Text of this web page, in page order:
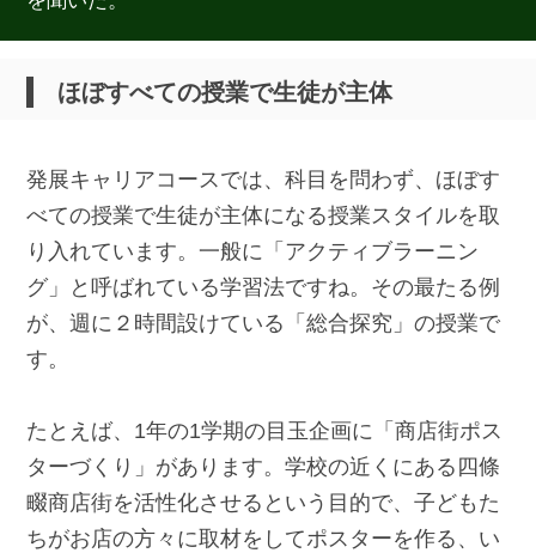
ほぼすべての授業で生徒が主体
発展キャリアコースでは、科目を問わず、ほぼす
べての授業で生徒が主体になる授業スタイルを取
り入れています。一般に「アクティブラーニン
グ」と呼ばれている学習法ですね。その最たる例
が、週に２時間設けている「総合探究」の授業で
す。
たとえば、1年の1学期の目玉企画に「商店街ポス
ターづくり」があります。学校の近くにある四條
畷商店街を活性化させるという目的で、子どもた
ちがお店の方々に取材をしてポスターを作る、い